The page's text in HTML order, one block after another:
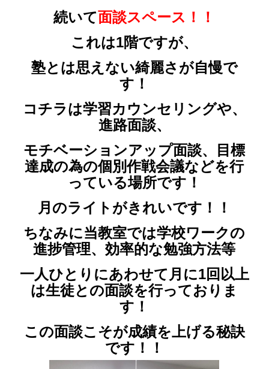
続いて面談スペース！！
これは1階ですが、
塾とは思えない綺麗さが自慢で
す！
コチラは学習カウンセリングや、
進路面談、
モチベーションアップ面談、目標
達成の為の個別作戦会議などを行
っている場所です！
月のライトがきれいです！！
ちなみに当教室では学校ワークの
進捗管理、効率的な勉強方法等
一人ひとりにあわせて月に1回以上
は生徒との面談を行っておりま
す！
この面談こそが成績を上げる秘訣
です！！